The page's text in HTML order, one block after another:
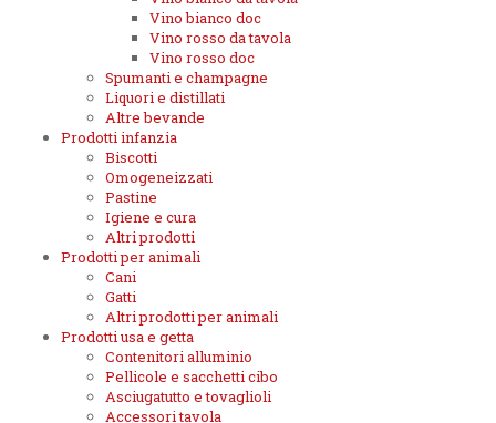
Vino bianco doc
Vino rosso da tavola
Vino rosso doc
Spumanti e champagne
Liquori e distillati
Altre bevande
Prodotti infanzia
Biscotti
Omogeneizzati
Pastine
Igiene e cura
Altri prodotti
Prodotti per animali
Cani
Gatti
Altri prodotti per animali
Prodotti usa e getta
Contenitori alluminio
Pellicole e sacchetti cibo
Asciugatutto e tovaglioli
Accessori tavola